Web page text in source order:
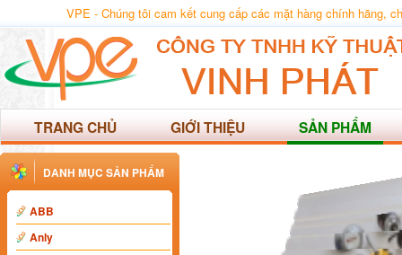
VPE - Chúng tôi cam kết cung cấp các mặt hàng chính hãng,
TRANG CHỦ GIỚI THIỆU SẢN PHẨM
DANH MỤC SẢN PHẨM
ABB
Anly